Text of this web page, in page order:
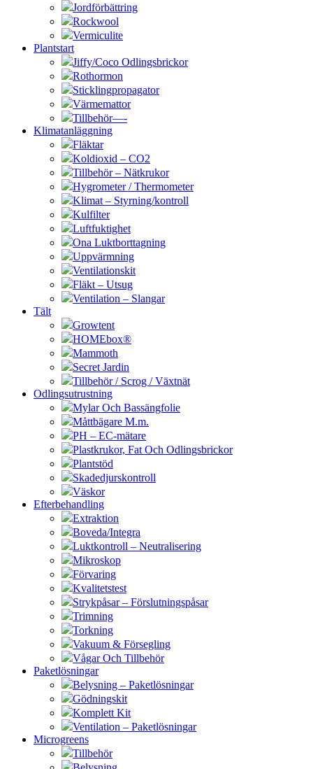
Jordförbättring
Rockwool
Vermiculite
Plantstart
Jiffy/Coco Odlingsbrickor
Rothormon
Sticklingpropagator
Värmemattor
Tillbehör—-
Klimatanläggning
Fläktar
Koldioxid – CO2
Tillbehör – Nätkrukor
Hygrometer / Thermometer
Klimat – Styrning/kontroll
Kulfilter
Luftfuktighet
Ona Luktborttagning
Uppvärmning
Ventilationskit
Fläkt – Utsug
Ventilation – Slangar
Tält
Growtent
HOMEbox®
Mammoth
Secret Jardin
Tillbehör / Scrog / Växtnät
Odlingsutrustning
Mylar Och Bassängfolie
Måttbägare M.m.
PH – EC-mätare
Plastkrukor, Fat Och Odlingsbrickor
Plantstöd
Skadedjurskontroll
Väskor
Efterbehandling
Extraktion
Boveda/Integra
Luktkontroll – Neutralisering
Mikroskop
Förvaring
Kvalitetstest
Strykpåsar – Förslutningspåsar
Trimning
Torkning
Vakuum & Försegling
Vågar Och Tillbehör
Paketlösningar
Belysning – Paketlösningar
Gödningskit
Komplett Kit
Ventilation – Paketlösningar
Microgreens
Tillbehör